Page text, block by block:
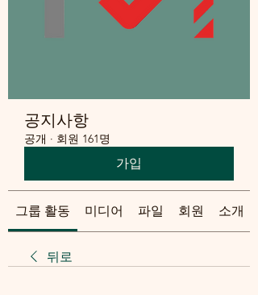
공지사항
공개 · 회원 161명
가입
그룹 활동 미디어 파일 회원 소개
뒤로